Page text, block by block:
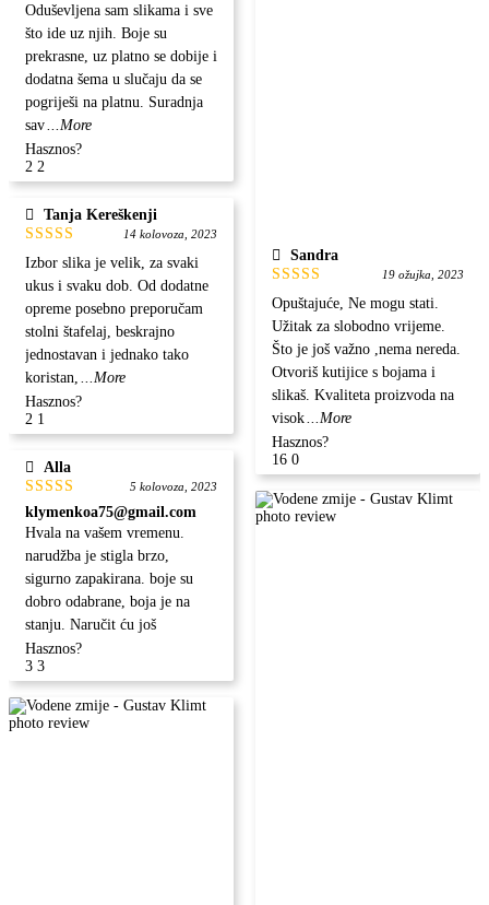
Oduševljena sam slikama i sve
što ide uz njih. Boje su
prekrasne, uz platno se dobije i
dodatna šema u slučaju da se
pogriješi na platnu. Suradnja
sav
...More
Hasznos?
2 2
Tanja Kereškenji
Ocjenjeno
5od 5
14 kolovoza, 2023
Izbor slika je velik, za svaki
ukus i svaku dob. Od dodatne
opreme posebno preporučam
stolni štafelaj, beskrajno
jednostavan i jednako tako
koristan,
...More
Hasznos?
2 1
Alla
Ocjenjeno
5od 5
5 kolovoza, 2023
klymenkoa75@gmail.com
Hvala na vašem vremenu.
narudžba je stigla brzo,
sigurno zapakirana. boje su
dobro odabrane, boja je na
stanju. Naručit ću još
Hasznos?
3 3
Sandra
Ocjenjeno
5od 5
19 ožujka, 2023
Opuštajuće, Ne mogu stati.
Užitak za slobodno vrijeme.
Što je još važno ,nema nereda.
Otvoriš kutijice s bojama i
slikaš. Kvaliteta proizvoda na
visok
...More
Hasznos?
16 0